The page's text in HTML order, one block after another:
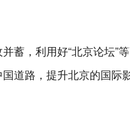
蓄，利用好“北京论坛”
道路，提升北京的国际影